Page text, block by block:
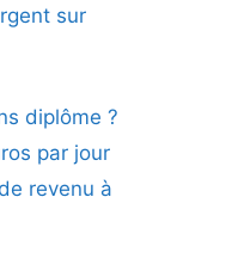
sur
diplôme ?
par jour
revenu à